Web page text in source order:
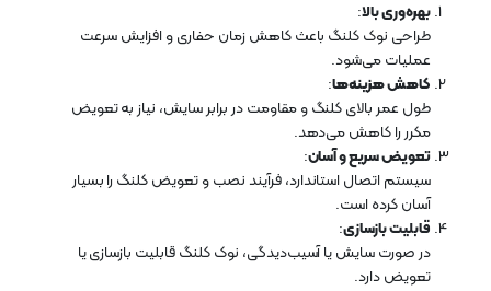
بهره‌وری بالا:
طراحی نوک کلنگ باعث کاهش زمان حفاری و افزایش سرعت
عملیات می‌شود.
کاهش هزینه‌ها:
طول عمر بالای کلنگ و مقاومت در برابر سایش، نیاز به تعویض
مکرر را کاهش می‌دهد.
تعویض سریع و آسان:
سیستم اتصال استاندارد، فرآیند نصب و تعویض کلنگ را بسیار
آسان کرده است.
قابلیت بازسازی:
در صورت سایش یا آسیب‌دیدگی، نوک کلنگ قابلیت بازسازی یا
تعویض دارد.